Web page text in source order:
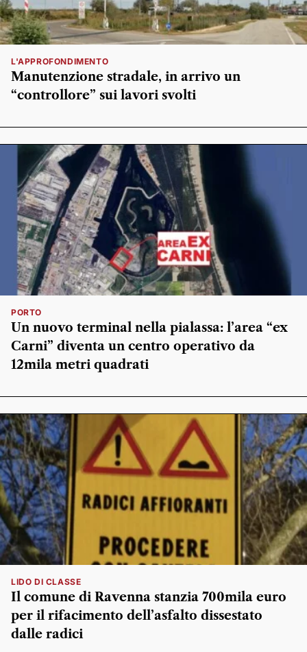
L'APPROFONDIMENTO
Manutenzione stradale, in arrivo un
“controllore” sui lavori svolti
PORTO
Un nuovo terminal nella pialassa: l’area “ex
Carni” diventa un centro operativo da
12mila metri quadrati
LIDO DI CLASSE
Il comune di Ravenna stanzia 700mila euro
per il rifacimento dell’asfalto dissestato
dalle radici